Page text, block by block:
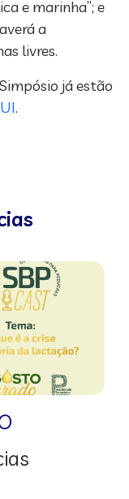
e marinha”; e
a
livres.
já estão
.